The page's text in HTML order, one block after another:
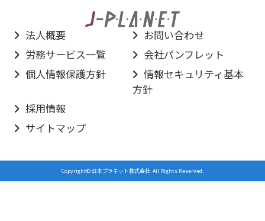
法人概要
労務サービス一覧
個人情報保護方針
お問い合わせ
会社パンフレット
情報セキュリティ基本
方針
採用情報
サイトマップ
Copyright© 日本プラネット株式会社. All Rights Reserved.